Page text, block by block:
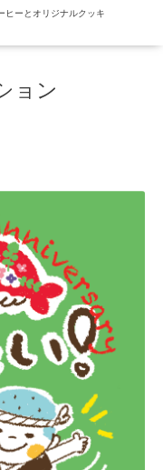
ヒーとオリジナルクッキ
ョン